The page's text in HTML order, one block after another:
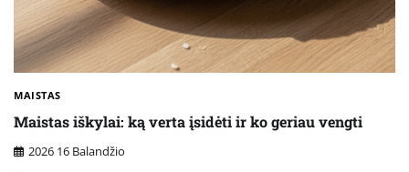
MAISTAS
Maistas iškylai: ką verta įsidėti ir ko geriau vengti
2026 16 Balandžio